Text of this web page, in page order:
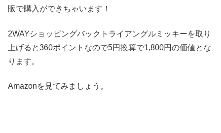
販で購入ができちゃいます！
2WAYショッピングバックトライアングルミッキーを取り
上げると360ポイントなので5円換算で1,800円の価値とな
ります。
Amazonを見てみましょう。